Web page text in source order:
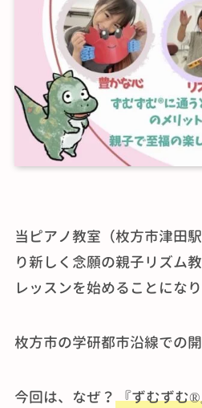
当ピアノ教室（枚方市津田
り新しく念願の親子リズム
レッスンを始めることになり
枚方市の学研都市沿線での
今回は、なぜ？ 『ずむずむ